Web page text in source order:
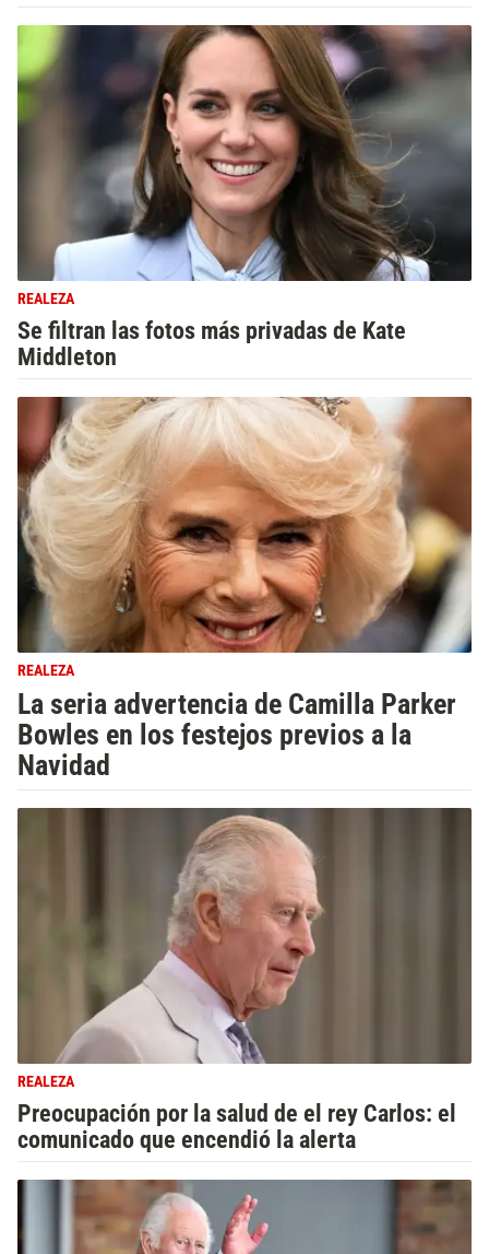
REALEZA
Se filtran las fotos más privadas de Kate
Middleton
REALEZA
La seria advertencia de Camilla Parker
Bowles en los festejos previos a la
Navidad
REALEZA
Preocupación por la salud de el rey Carlos: el
comunicado que encendió la alerta